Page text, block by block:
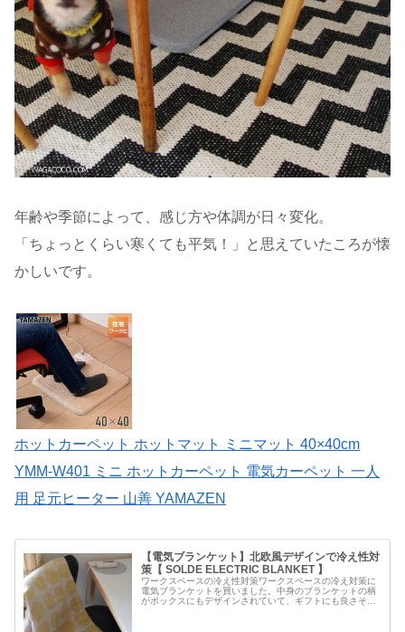
年齢や季節によって、感じ方や体調が日々変化。
「ちょっとくらい寒くても平気！」と思えていたころが懐
かしいです。
ホットカーペット ホットマット ミニマット 40×40cm
YMM-W401 ミニ ホットカーペット 電気カーペット 一人
用 足元ヒーター 山善 YAMAZEN
【電気ブランケット】北欧風デザインで冷え性対
策【 SOLDE ELECTRIC BLANKET 】
ワークスペースの冷え性対策ワークスペースの冷え対策に
電気ブランケットを買いました。中身のブランケットの柄
がボックスにもデザインされていて、ギフトにも良さそ